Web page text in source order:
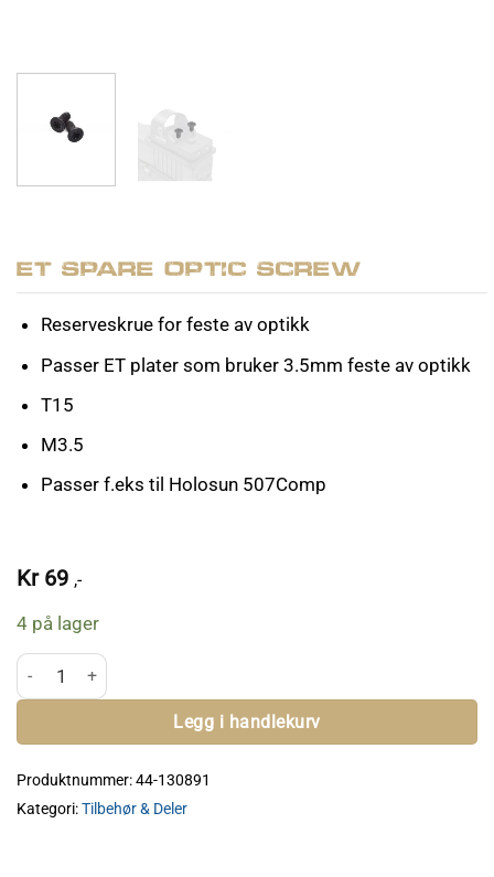
ET Spare Optic Screw
Reserveskrue for feste av optikk
Passer ET plater som bruker 3.5mm feste av optikk
T15
M3.5
Passer f.eks til Holosun 507Comp
Kr 69 ,-
4 på lager
ET Spare Optic Screw antall
Legg i handlekurv
Produktnummer:44-130891
Kategori:Tilbehør & Deler